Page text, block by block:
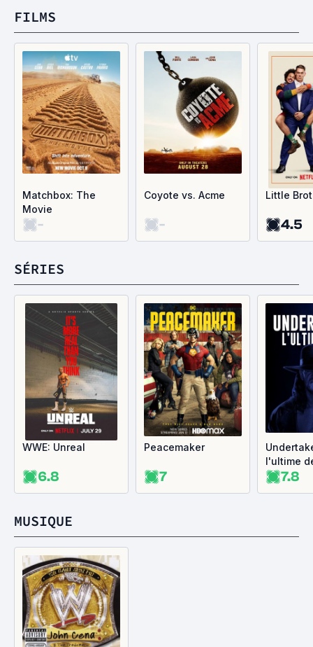
FILMS
Matchbox: The
Movie
-
Coyote vs. Acme
-
Little
4.5
SÉRIES
WWE: Unreal
6.8
Peacemaker
7
l'ultime
7.8
MUSIQUE